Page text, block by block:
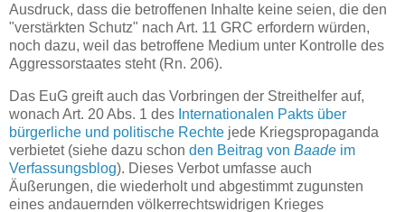
Ausdruck, dass die betroffenen Inhalte keine seien, die den
"verstärkten Schutz" nach Art. 11 GRC erfordern würden,
noch dazu, weil das betroffene Medium unter Kontrolle des
Aggressorstaates steht (Rn. 206).
Das EuG greift auch das Vorbringen der Streithelfer auf,
wonach Art. 20 Abs. 1 des Internationalen Pakts über
bürgerliche und politische Rechte jede Kriegspropaganda
verbietet (siehe dazu schon den Beitrag von Baade im
Verfassungsblog). Dieses Verbot umfasse auch
Äußerungen, die wiederholt und abgestimmt zugunsten
eines andauernden völkerrechtswidrigen Krieges